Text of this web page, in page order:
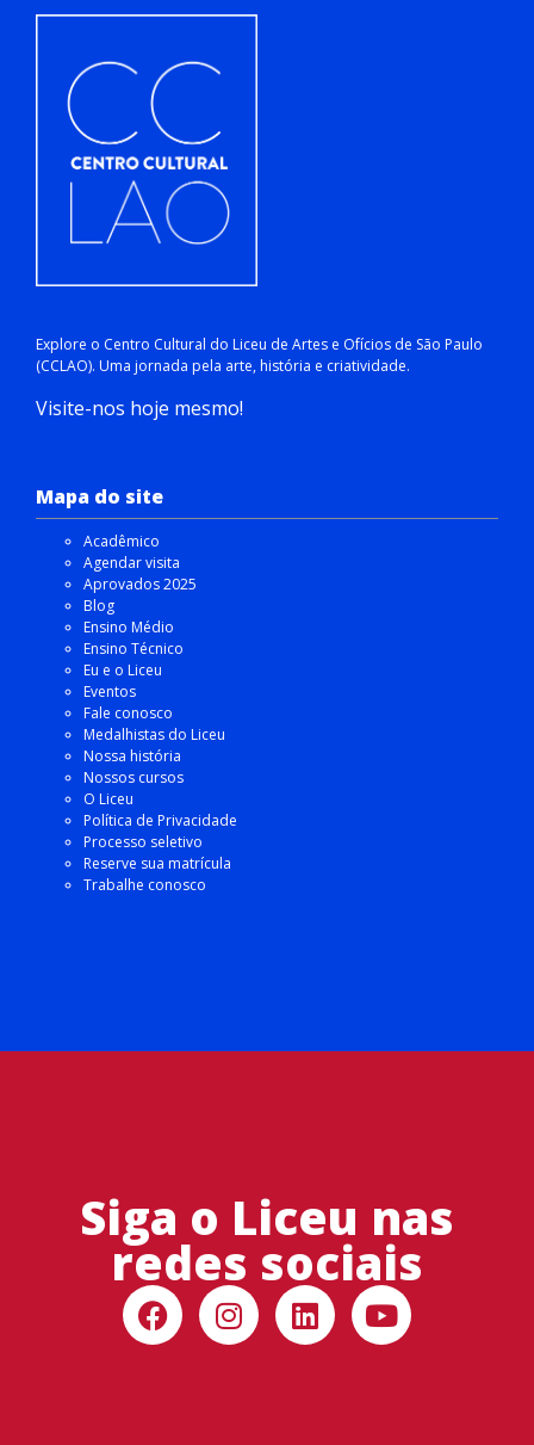
Explore o Centro Cultural do Liceu de Artes e Ofícios de São Paulo
(CCLAO). Uma jornada pela arte, história e criatividade.
Visite-nos hoje mesmo!
Mapa do site
Acadêmico
Agendar visita
Aprovados 2025
Blog
Ensino Médio
Ensino Técnico
Eu e o Liceu
Eventos
Fale conosco
Medalhistas do Liceu
Nossa história
Nossos cursos
O Liceu
Política de Privacidade
Processo seletivo
Reserve sua matrícula
Trabalhe conosco
Siga o Liceu nas
redes sociais